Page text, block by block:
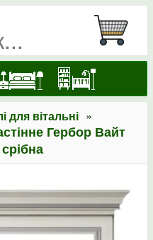
для вітальні »
Гербор Вайт